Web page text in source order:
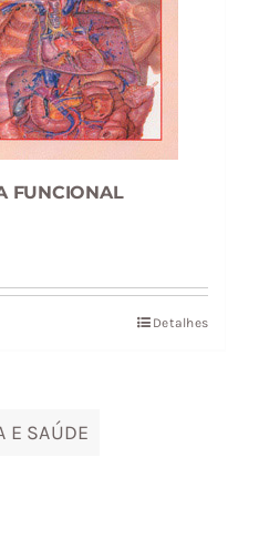
FUNCIONAL
Detalhes
E SAÚDE